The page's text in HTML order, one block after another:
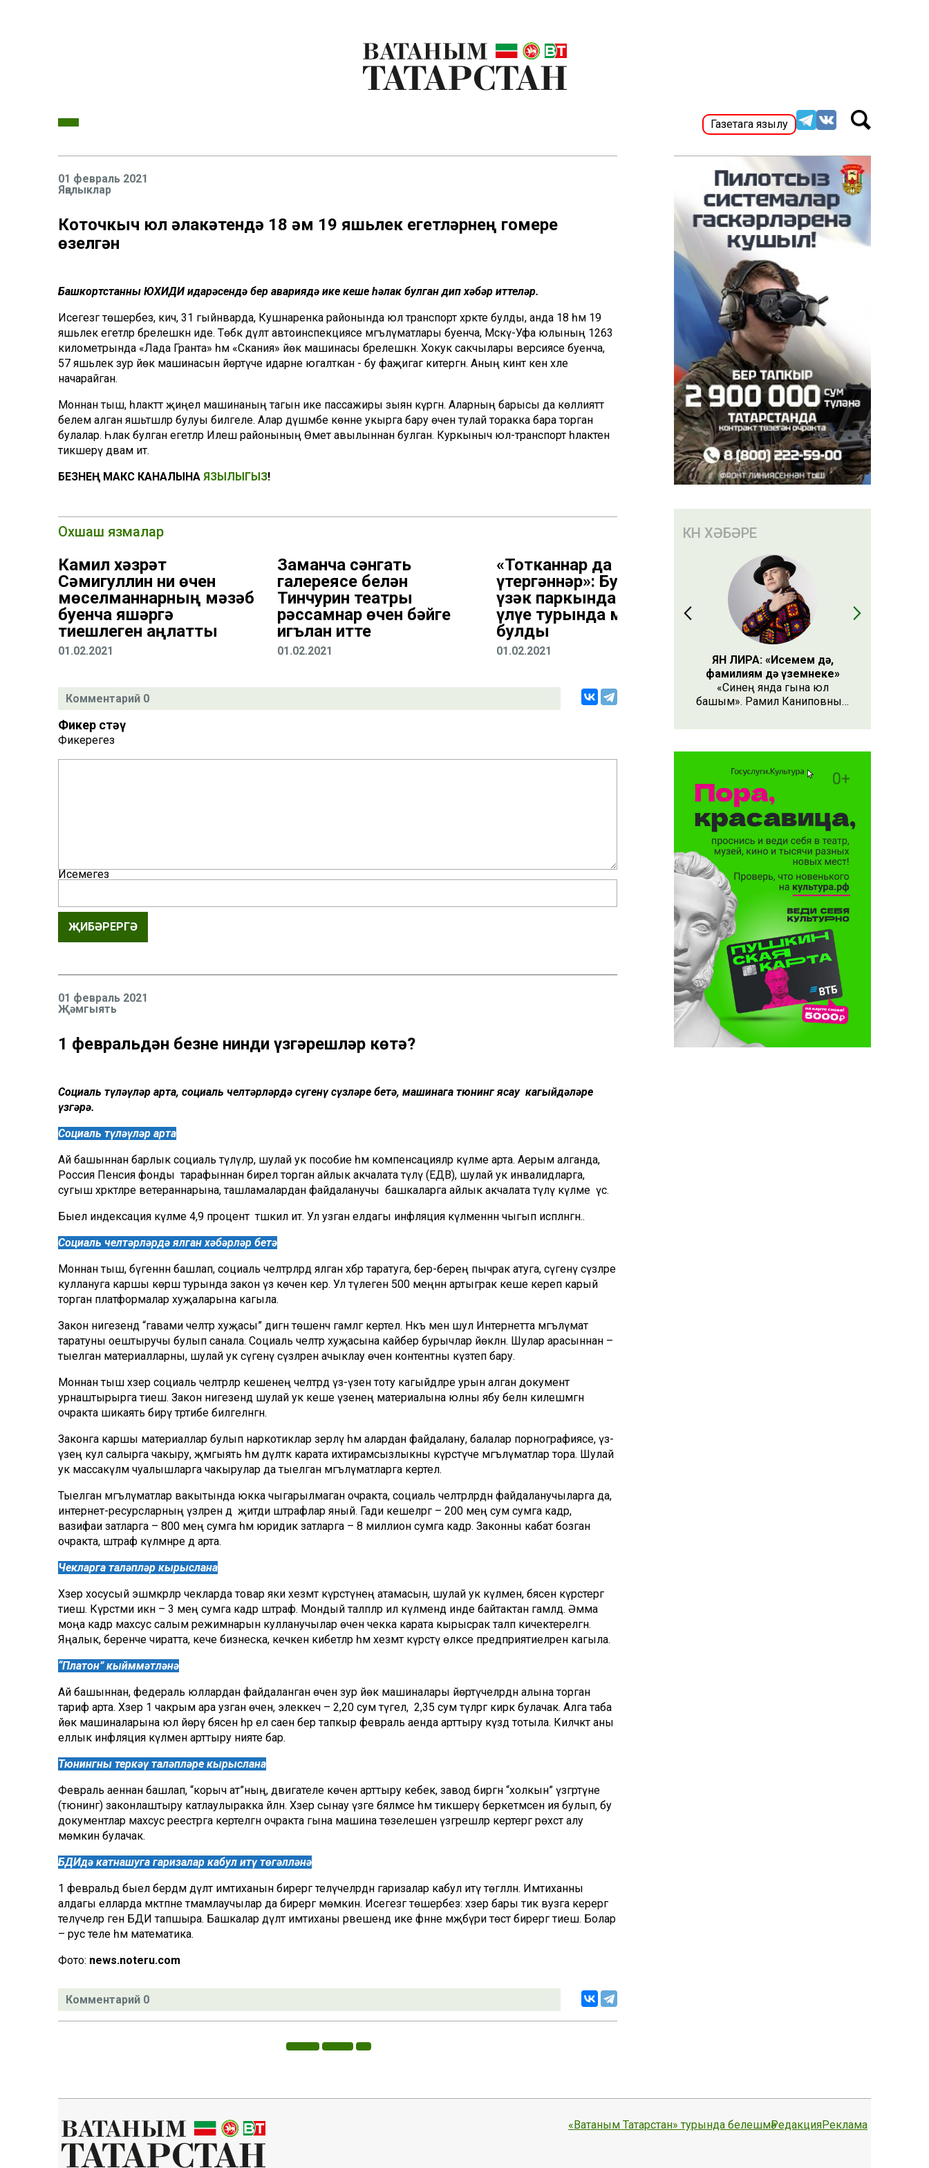
Газетага язылу
01 февраль 2021
Яңалыклар
Коточкыч юл һәлакәтендә 18 һәм 19 яшьлек егетләрнең гомере
өзелгән
Башкортстанның ЮХИДИ идарәсендә бер авариядә ике кеше һәлак булган дип хәбәр иттеләр.
Исегезгә төшерәбез, кичә, 31 гыйнварда, Кушнаренка районында юл транспорт хәрәкәте булды, анда 18 һәм 19
яшьлек егетләр бәрелешкән иде. Төбәк дәүләт автоинспекциясе мәгълүматлары буенча, Мәскәү-Уфа юлының 1263
километрында «Лада Гранта» һәм «Скания» йөк машинасы бәрелешкән. Хокук сакчылары версиясе буенча,
57 яшьлек зур йөк машинасын йөртүче идарәне югалткан - бу фаҗигагә китергән. Аның кинәт кенә хәле
начарайган.
Моннан тыш, һәлакәттә җиңел машинаның тагын ике пассажиры зыян күргән. Аларның барысы да көллияттә
белем алган яшьтәшләр булуы билгеле. Алар дүшәмбе көнне укырга бару өчен тулай торакка бара торган
булалар. Һәлак булган егетләр Илеш районының Өмет авылыннан булган. Куркыныч юл-транспорт һәлакәтен
тикшерү дәвам итә.
БЕЗНЕҢ МАКС КАНАЛЫНА ЯЗЫЛЫГЫЗ!
Охшаш язмалар
Камил хәзрәт
Сәмигуллин ни өчен
мөселманнарның мәзһәб
буенча яшәргә
тиешлеген аңлатты
01.02.2021
Заманча сәнгать
галереясе белән
Тинчурин театры
рәссамнар өчен бәйге
игълан итте
01.02.2021
«Тотканнар да
үтергәннәр»: Буаның
үзәк паркында этләрнең
үлүе турында мәгълүм
булды
01.02.2021
Комментарий 0
Фикер өстәү
Фикерегез
Исемегез
ҖИБӘРЕРГӘ
01 февраль 2021
Җәмгыять
1 февральдән безне нинди үзгәрешләр көтә?
Социаль түләүләр арта, социаль челтәрләрдә сүгенү сүзләре бетә, машинага тюнинг ясау кагыйдәләре
үзгәрә.
Социаль түләүләр арта
Ай башыннан барлык социаль түләүләр, шулай ук пособие һәм компенсацияләр күләме арта. Аерым алганда,
Россия Пенсия фонды тарафыннан бирелә торган айлык акчалата түләү (ЕДВ), шулай ук инвалидларга,
сугыш хәрәкәтләре ветераннарына, ташламалардан файдаланучы башкаларга айлык акчалата түләү күләме үсә.
Быел индексация күләме 4,9 процент тәшкил итә. Ул узган елдагы инфляция күләменнән чыгып исәпләнгән..
Социаль челтәрләрдә ялган хәбәрләр бетә
Моннан тыш, бүгеннән башлап, социаль челтәрләрдә ялган хәбәр таратуга, бер-береңә пычрак атуга, сүгенү сүзләре
куллануга каршы көрәш турында закон үз көченә керә. Ул тәүлегенә 500 меңнән артыграк кеше кереп карый
торган платформалар хуҗаларына кагыла.
Закон нигезендә “гавами челтәр хуҗасы” дигән төшенчә гамәлгә кертелә. Нәкъ менә шул Интернетта мәгълүмат
таратуны оештыручы булып санала. Социаль челтәр хуҗасына кайбер бурычлар йөкләнә. Шулар арасыннан –
тыелган материалларны, шулай ук сүгенү сүзләрен ачыклау өчен контентны күзәтеп бару.
Моннан тыш хәзер социаль челтәрләр кешенең челтәрдә үз-үзен тоту кагыйдәләре урын алган документ
урнаштырырга тиеш. Закон нигезендә шулай ук кеше үзенең материалына юлны ябу белән килешмәгән
очракта шикаять бирү тәртибе билгеләнгән.
Законга каршы материаллар булып наркотиклар әзерләү һәм алардан файдалану, балалар порнографиясе, үз-
үзеңә кул салырга чакыру, җәмгыять һәм дәүләткә карата ихтирамсызлыкны күрсәтүче мәгълүматлар тора. Шулай
ук массакүләм чуалышларга чакырулар да тыелган мәгълүматларга кертелә.
Тыелган мәгълүматлар вакытында юкка чыгарылмаган очракта, социаль челтәрләрдән файдаланучыларга да,
интернет-ресурсларның үзләренә дә җитди штрафлар яный. Гади кешеләргә – 200 мең сум сумга кадәр,
вазифаи затларга – 800 мең сумга һәм юридик затларга – 8 миллион сумга кадәр. Законны кабат бозган
очракта, штраф күләмнәре дә арта.
Чекларга таләпләр кырыслана
Хәзер хосусый эшмәкәрләр чекларда товар яки хезмәт күрсәтүнең атамасын, шулай ук күләмен, бәясен күрсәтергә
тиеш. Күрсәтми икән – 3 мең сумга кадәр штраф. Мондый таләпләр ил күләмендә инде байтактан гамәлдә. Әмма
моңа кадәр махсус салым режимнарын кулланучылар өчен чекка карата кырысрак таләп кичектерелгән.
Яңалык, беренче чиратта, кече бизнеска, кечкенә кибетләр һәм хезмәт күрсәтү өлкәсе предприятиеләренә кагыла.
“Платон” кыйммәтләнә
Ай башыннан, федераль юллардан файдаланган өчен зур йөк машиналары йөртүчеләрдән алына торган
тариф арта. Хәзер 1 чакрым ара узган өчен, элеккечә – 2,20 сум түгел, ә 2,35 сум түләргә кирәк булачак. Алга таба
йөк машиналарына юл йөрү бәясен һәр ел саен бер тапкыр февраль аенда арттыру күздә тотыла. Киләчәктә аны
еллык инфляция күләменә арттыру нияте бар.
Тюнингны теркәү таләпләре кырыслана
Февраль аеннан башлап, “корыч ат”ның, двигателе көчен арттыру кебек, завод биргән “холкын” үзгәртүне
(тюнинг) законлаштыру катлаулыракка әйләнә. Хәзер сынау үзәге бәяләмәсе һәм тикшерү беркетмәсенә ия булып, бу
документлар махсус реестрга кертелгән очракта гына машина төзелешенә үзгәрешләр кертергә рөхсәт алу
мөмкин булачак.
БДИдә катнашуга гаризалар кабул итү төгәлләнә
1 февральдә быел бердәм дәүләт имтиханын бирергә теләүчеләрдән гаризалар кабул итү төгәлләнә. Имтиханны
алдагы елларда мәктәпне тәмамлаучылар да бирергә мөмкин. Исегезгә төшерәбез: хәзер бары тик вузга керергә
теләүчеләр генә БДИ тапшыра. Башкалар дәүләт имтиханы рәвешендә ике фәнне мәҗбүри төстә бирергә тиеш. Болар
– рус теле һәм математика.
Фото: news.noteru.com
Комментарий 0
КӨН ХӘБӘРЕ
ЯН ЛИРА: «Исемем дә,
фамилиям дә үземнеке»
«Синең янда гына юл
башым». Рамил Каниповның
әлеге җыры быел җәй иң
булуын таный алмады, аның
тембры үзгә иде. Аннары
ясалма фәһем тарафыннан
башкарылуы ачыкланды.
Ничек кенә булмасын, җыр
күңелгә кереп урнашты,
колакта яңгырап торды.
Тиздән социаль челтәрләрдә
популяр җырның тагын бер
варианты барлыкка килде.
«Ватаным Татарстан» турында белешмәРедакцияРеклама